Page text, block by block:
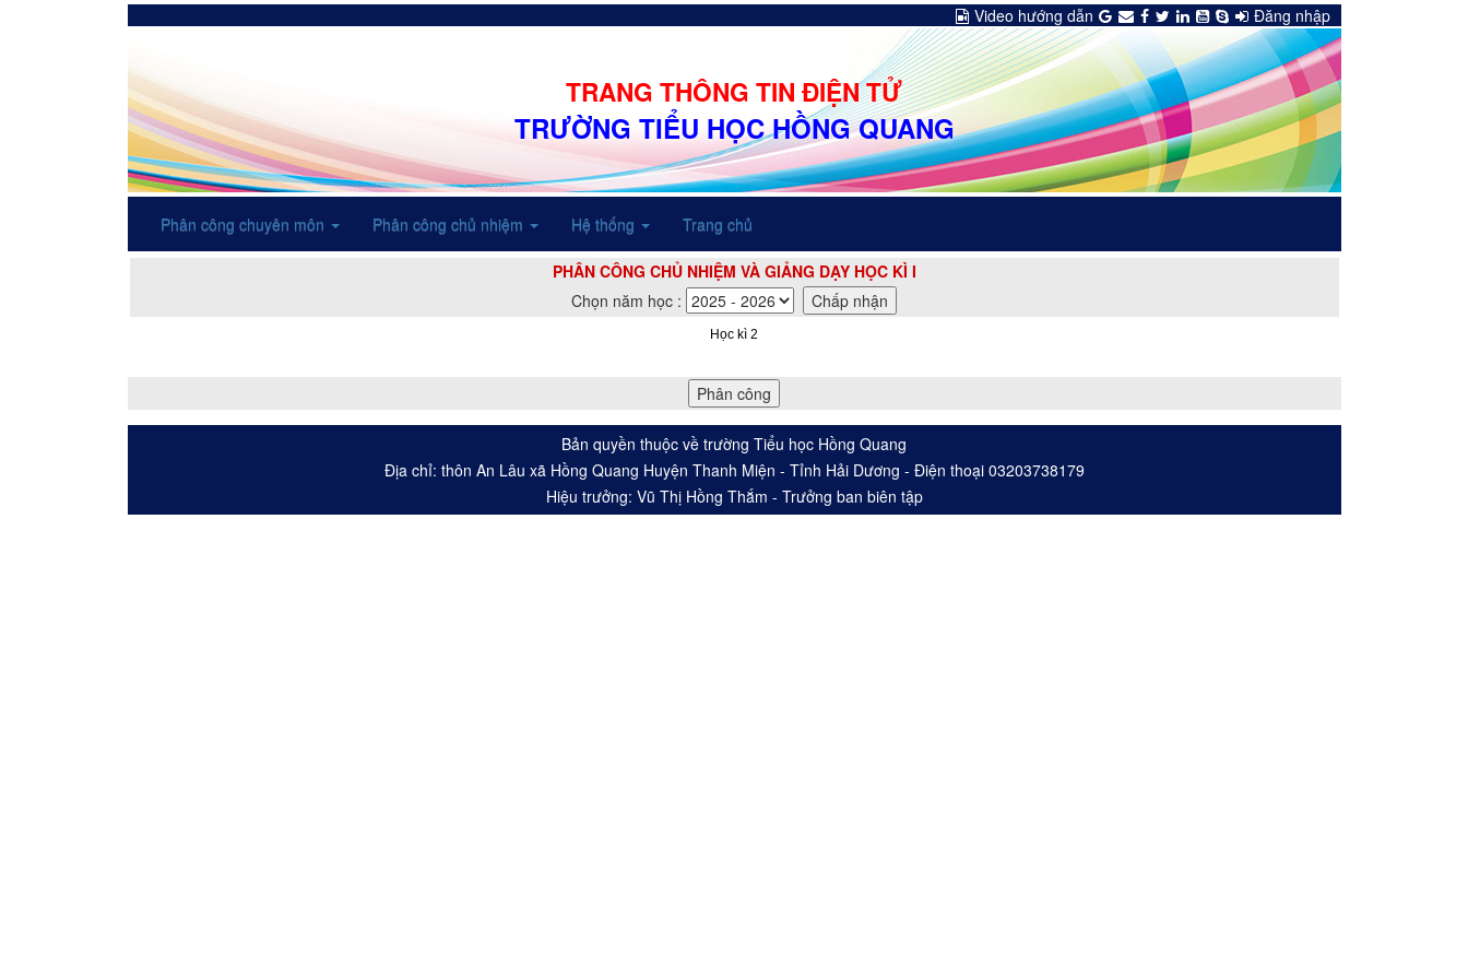
Video hướng dẫn Đăng nhập
TRANG THÔNG TIN ĐIỆN TỬ
TRƯỜNG TIỂU HỌC HỒNG QUANG
Phân công chuyên môn Phân công chủ nhiệm Hệ thống Trang chủ
PHÂN CÔNG CHỦ NHIỆM VÀ GIẢNG DẠY HỌC KÌ I
Chọn năm học :
Học kì 2
Bản quyền thuộc về trường Tiểu học Hồng Quang
Địa chỉ: thôn An Lâu xã Hồng Quang Huyện Thanh Miện - Tỉnh Hải Dương - Điện thoại 03203738179
Hiệu trưởng: Vũ Thị Hồng Thắm - Trưởng ban biên tập